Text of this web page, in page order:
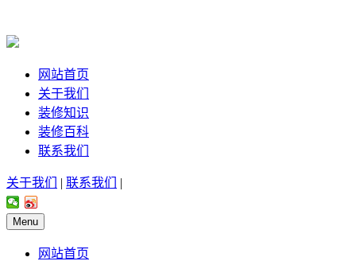
网站首页
关于我们
装修知识
装修百科
联系我们
关于我们 | 联系我们 |
Menu
网站首页